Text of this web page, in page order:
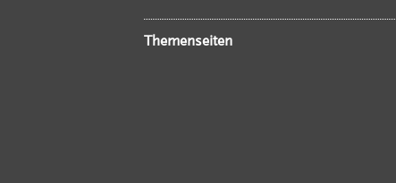
Themenseiten